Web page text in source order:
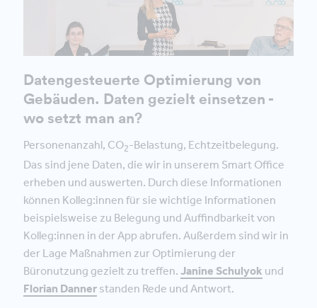
Datengesteuerte Optimierung von
Gebäuden. Daten gezielt einsetzen -
wo setzt man an?
Personenanzahl, CO2-Belastung, Echtzeitbelegung.
Das sind jene Daten, die wir in unserem Smart Office
erheben und auswerten. Durch diese Informationen
können Kolleg:innen für sie wichtige Informationen
beispielsweise zu Belegung und Auffindbarkeit von
Kolleg:innen in der App abrufen. Außerdem sind wir in
der Lage Maßnahmen zur Optimierung der
Büronutzung gezielt zu treffen. Janine Schulyok und
Florian Danner standen Rede und Antwort.